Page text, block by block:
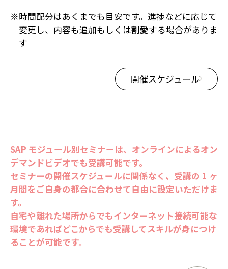
※時間配分はあくまでも目安です。進捗などに応じて
変更し、内容も追加もしくは割愛する場合がありま
す
開催スケジュール
SAP モジュール別セミナーは、オンラインによるオン
デマンドビデオでも受講可能です。
セミナーの開催スケジュールに関係なく、受講の 1 ヶ
月間をご自身の都合に合わせて自由に設定いただけま
す。
自宅や離れた場所からでもインターネット接続可能な
環境であればどこからでも受講してスキルが身につけ
ることが可能です。